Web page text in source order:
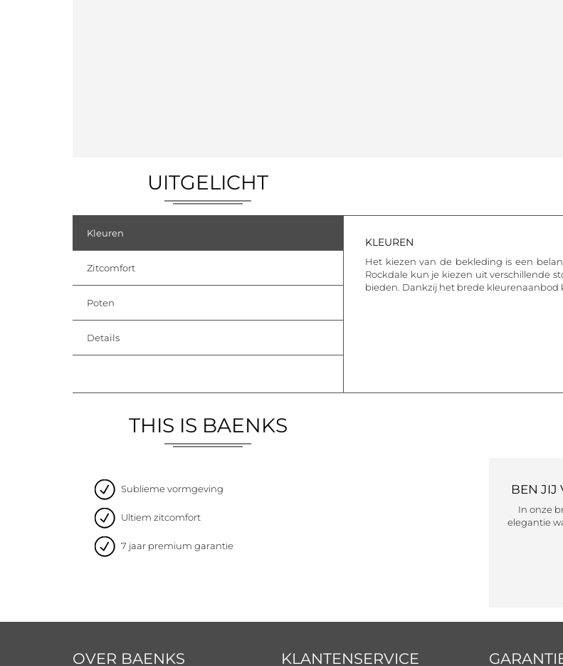
UITGELICHT
Kleuren
Zitcomfort
Poten
Details
KLEUREN
Het kiezen van de bekleding is een
Rockdale kun je kiezen uit verschillende
bieden. Dankzij het brede
THIS IS BAENKS
Sublieme vormgeving
Ultiem zitcomfort
7 jaar premium garantie
BEN JIJ
In onze
elegantie
OVER BAENKS KLANTENSERVICE